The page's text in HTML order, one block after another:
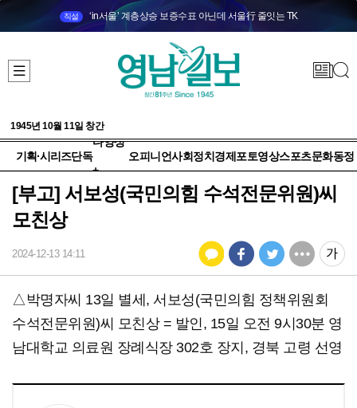
직설 ‘in서울’ 계층상승 보증수표 아닌데 서울行 줄잇는 TK
1945년 10월 11일 창간
기획·시리즈단독
다양성
+
오피니언사회정치 경제 포토영상스포츠문화동정
[부고] 서보성(국민의힘 수석전문위원)씨
모친상
2024-12-13 14:11
△박명자씨 13일 별세, 서보성(국민의힘 정책위원회
수석전문위원)씨 모친상 = 발인, 15일 오전 9시30분 영
남대학교 의료원 장례식장 302호 장지, 경북 고령 선영